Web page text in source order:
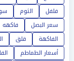
فلفل
الثوم
سعر البصل
فاكهه
الفاكهة
قلق
أسعار الطماطم